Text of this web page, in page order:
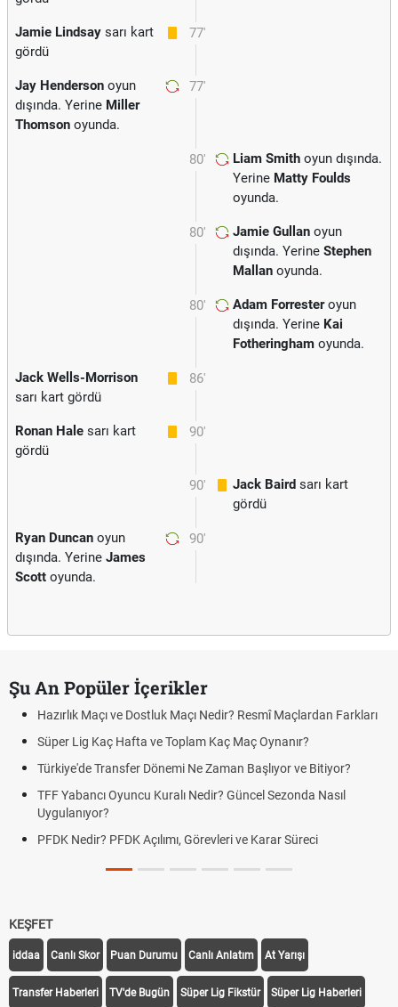
77'
Jamie Lindsay sarı kart
gördü
77'
Jay Henderson oyun
dışında. Yerine Miller
Thomson oyunda.
80' Liam Smith oyun dışında.
Yerine Matty Foulds
oyunda.
80' Jamie Gullan oyun
dışında. Yerine Stephen
Mallan oyunda.
80' Adam Forresteroyun
dışında. Yerine Kai
Fotheringham oyunda.
86'
Jack Wells-Morrison
sarı kart gördü
90'
Ronan Hale sarı kart
gördü
90' Jack Baird sarı kart
gördü
90'
Ryan Duncan oyun
dışında. Yerine James
Scott oyunda.
Şu An Popüler İçerikler
Hazırlık Maçı ve Dostluk Maçı Nedir? Resmî Maçlardan Farkları
Süper Lig Kaç Hafta ve Toplam Kaç Maç Oynanır?
Türkiye'de Transfer Dönemi Ne Zaman Başlıyor ve Bitiyor?
TFF Yabancı Oyuncu Kuralı Nedir? Güncel Sezonda Nasıl
Uygulanıyor?
PFDK Nedir? PFDK Açılımı, Görevleri ve Karar Süreci
KEŞFET
iddaa Canlı Skor Puan Durumu Canlı Anlatım At Yarışı
Transfer Haberleri TV'de Bugün Süper Lig Fikstür Süper Lig Haberleri